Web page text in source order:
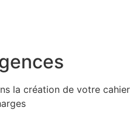
la création de votre cahier